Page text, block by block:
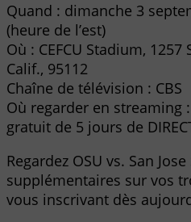
Quand : dimanche 3
(heure de l’est)
Où : CEFCU Stadium, 1257
Calif., 95112
Chaîne de télévision : CBS
Où regarder en streaming
gratuit de 5 jours de
Regardez OSU vs. San
supplémentaires sur vos
vous inscrivant dès